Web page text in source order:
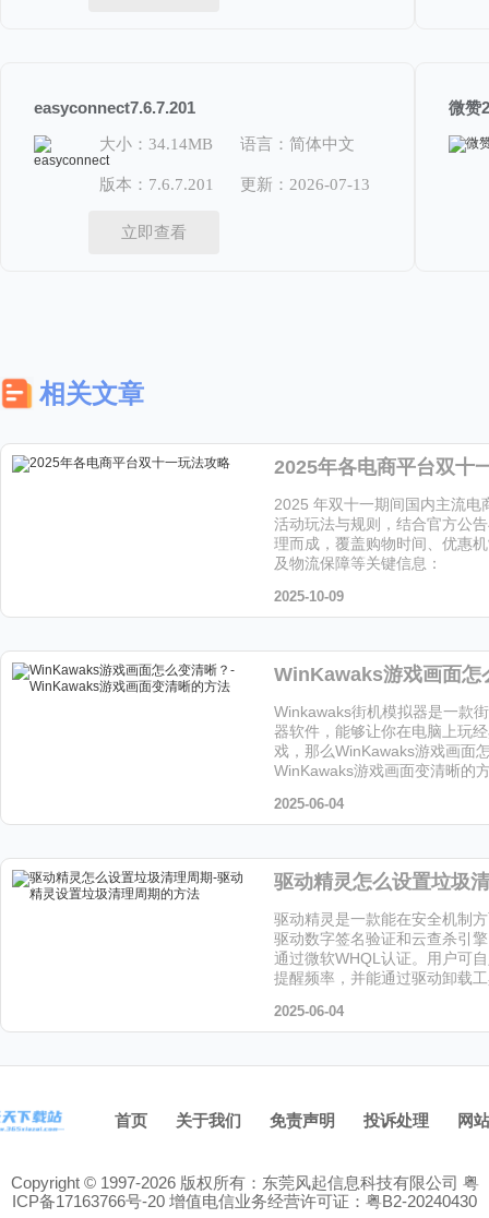
easyconnect7.6.7.201
大小：34.14MB 语言：简体中文
版本：7.6.7.201 更新：2026-07-13
立即查看
微赞
相关文章
2025年各电商平台双十
2025 年双十一期间国内主流电
活动玩法与规则，结合官方公
理而成，覆盖购物时间、优惠
及物流保障等关键信息：
2025-10-09
Winkawaks街机模拟器是一款
器软件，能够让你在电脑上玩
戏，那么WinKawaks游戏画面
WinKawaks游戏画面变清晰的
2025-06-04
驱动精灵是一款能在安全机制
驱动数字签名验证和云查杀引
通过微软WHQL认证。用户可
提醒频率，并能通过驱动卸载
站下载吧！
2025-06-04
首页 关于我们 免责声明 投诉处理 网
Copyright © 1997-2026 版权所有：东莞风起信息科技有限公司 粤
ICP备17163766号-20 增值电信业务经营许可证：粤B2-20240430